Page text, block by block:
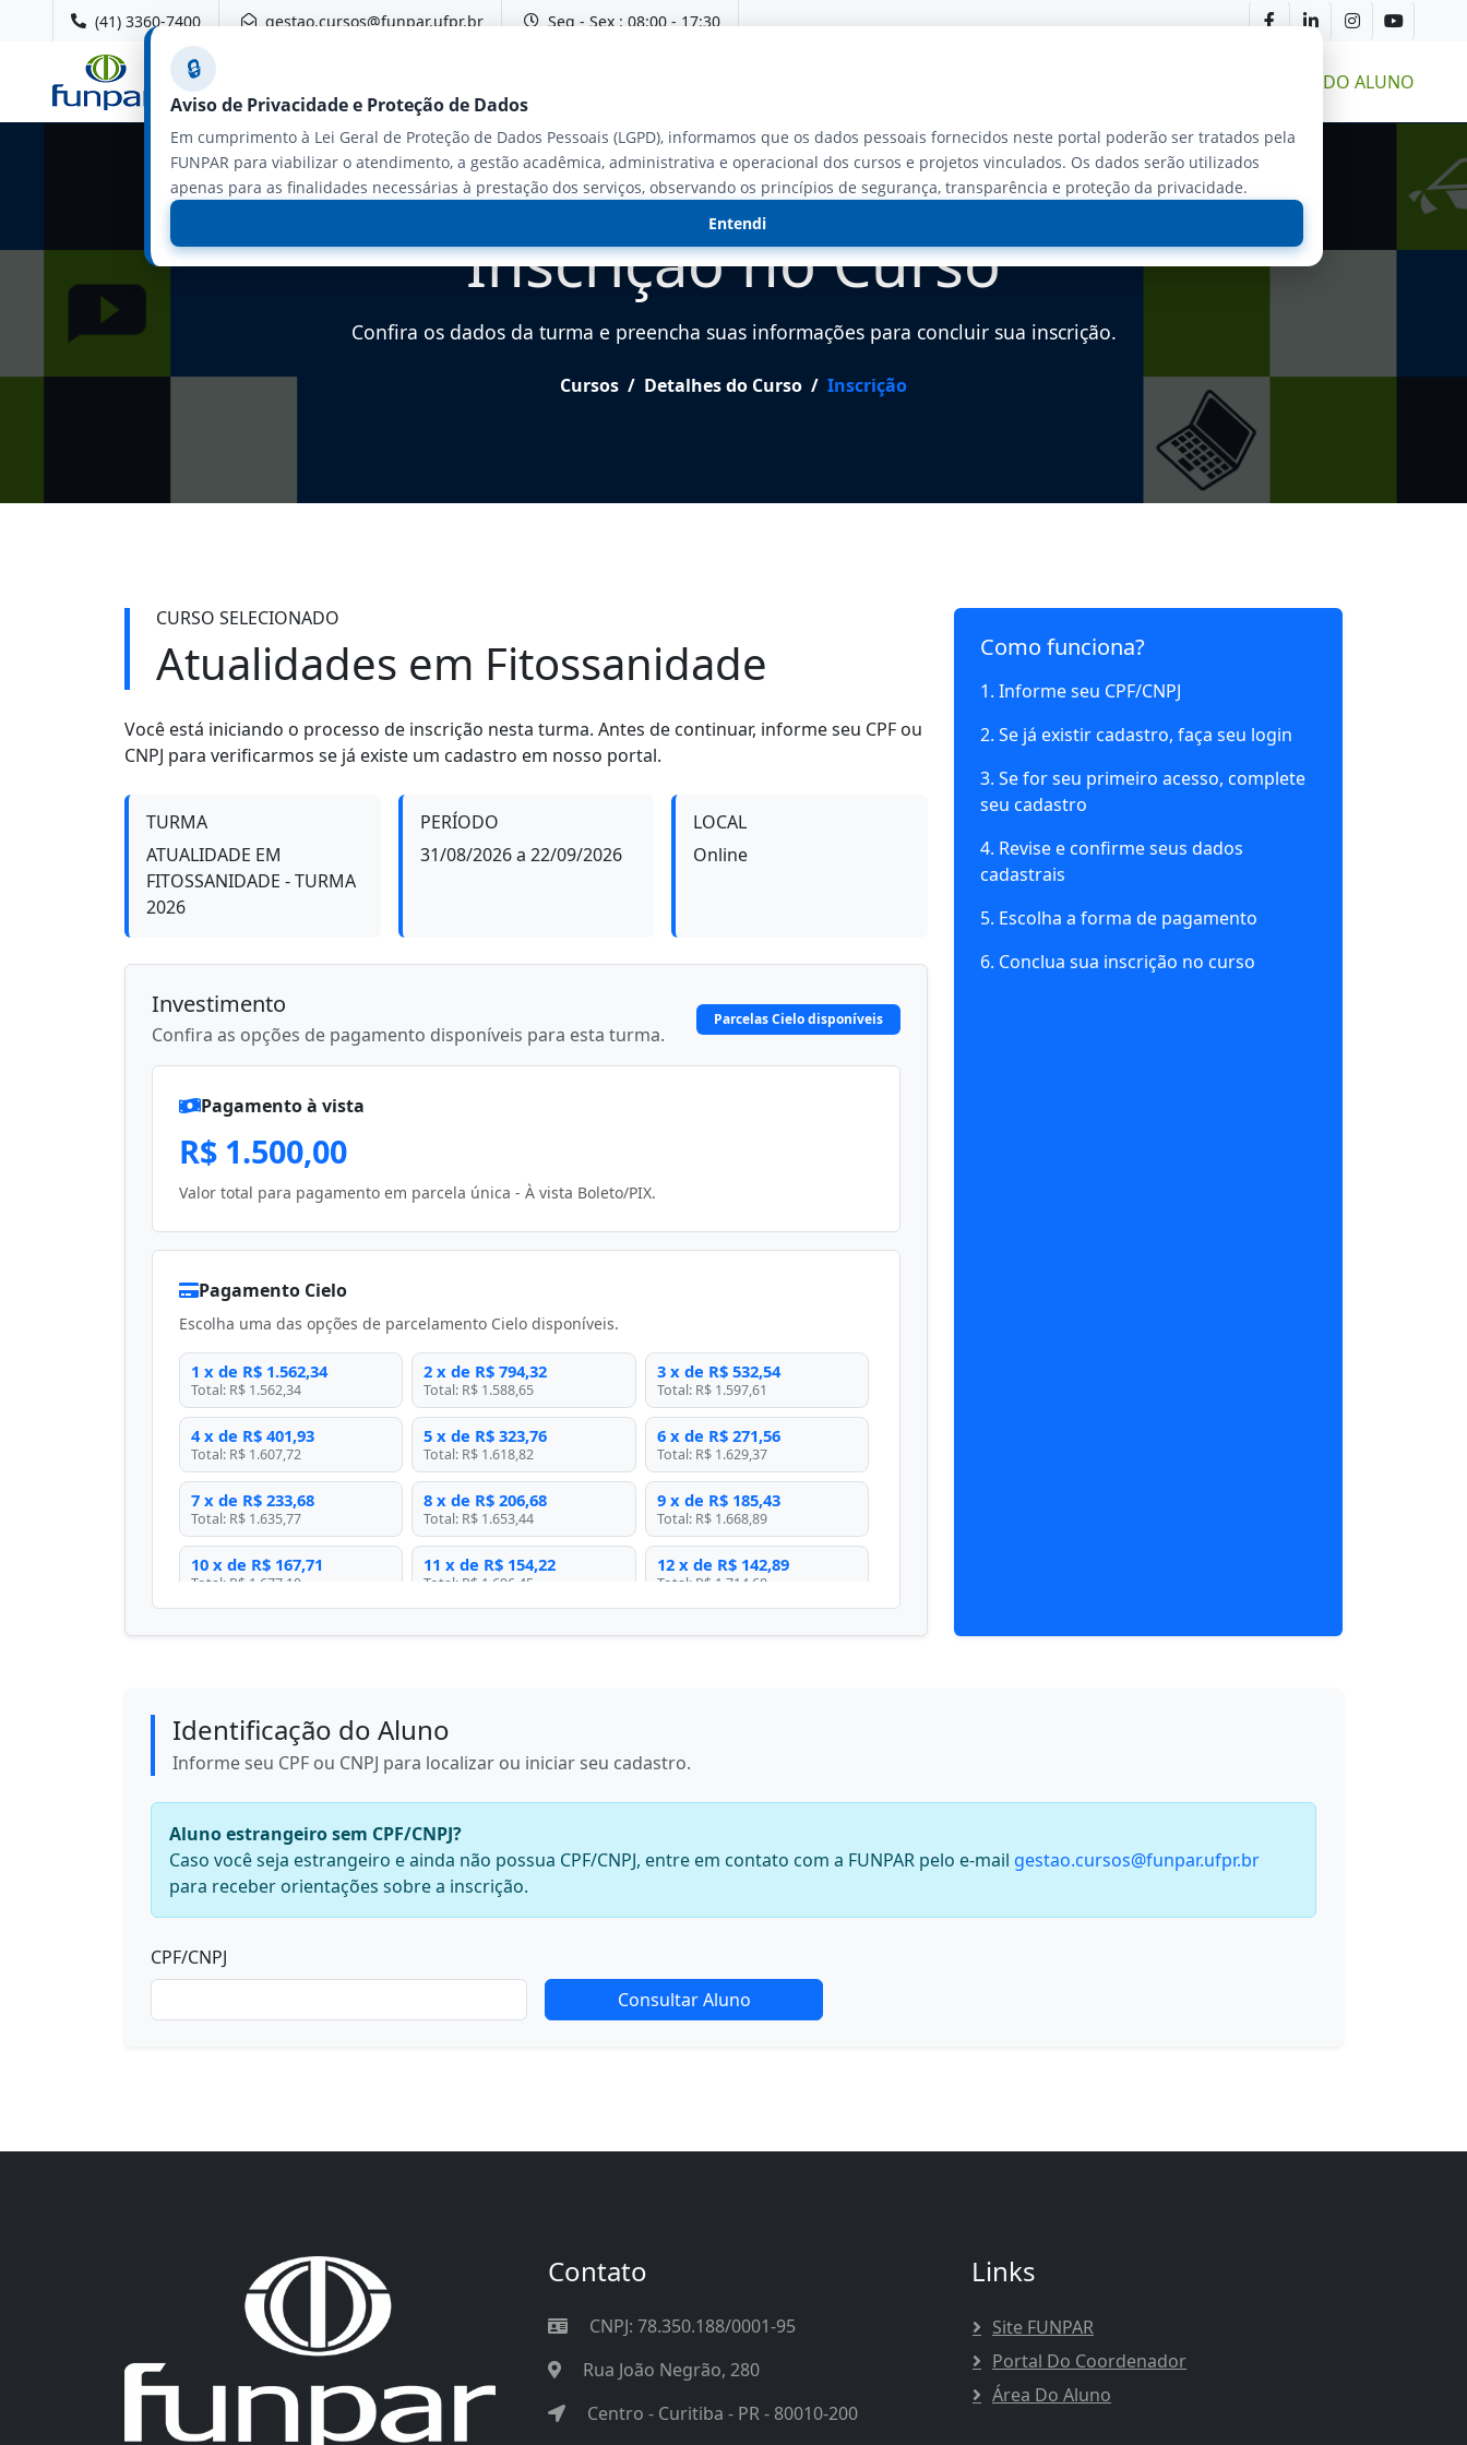
(41) 3360-7400 gestao.cursos@funpar.ufpr.br Seg - Sex : 08:00 - 17:30
ÁREA DO ALUNO
Inscrição no Curso
Confira os dados da turma e preencha suas informações para concluir sua inscrição.
Cursos Detalhes do Curso Inscrição
CURSO SELECIONADO
Atualidades em Fitossanidade
Você está iniciando o processo de inscrição nesta turma. Antes de continuar, informe seu CPF ou
CNPJ para verificarmos se já existe um cadastro em nosso portal.
TURMA
ATUALIDADE EM
FITOSSANIDADE - TURMA
2026
PERÍODO
31/08/2026 a 22/09/2026
LOCAL
Online
Investimento
Confira as opções de pagamento disponíveis para esta turma.
Parcelas Cielo disponíveis
Pagamento à vista
R$ 1.500,00
Valor total para pagamento em parcela única - À vista Boleto/PIX.
Pagamento Cielo
Escolha uma das opções de parcelamento Cielo disponíveis.
1 x de R$ 1.562,34
Total: R$ 1.562,34
2 x de R$ 794,32
Total: R$ 1.588,65
3 x de R$ 532,54
Total: R$ 1.597,61
4 x de R$ 401,93
Total: R$ 1.607,72
5 x de R$ 323,76
Total: R$ 1.618,82
6 x de R$ 271,56
Total: R$ 1.629,37
7 x de R$ 233,68
Total: R$ 1.635,77
8 x de R$ 206,68
Total: R$ 1.653,44
9 x de R$ 185,43
Total: R$ 1.668,89
10 x de R$ 167,71
Total: R$ 1.677,10
11 x de R$ 154,22
Total: R$ 1.696,45
12 x de R$ 142,89
Total: R$ 1.714,68
Como funciona?
1. Informe seu CPF/CNPJ
2. Se já existir cadastro, faça seu login
3. Se for seu primeiro acesso, complete
seu cadastro
4. Revise e confirme seus dados
cadastrais
5. Escolha a forma de pagamento
6. Conclua sua inscrição no curso
Identificação do Aluno
Informe seu CPF ou CNPJ para localizar ou iniciar seu cadastro.
Aluno estrangeiro sem CPF/CNPJ?
Caso você seja estrangeiro e ainda não possua CPF/CNPJ, entre em contato com a FUNPAR pelo e-mail gestao.cursos@funpar.ufpr.br
para receber orientações sobre a inscrição.
CPF/CNPJ
Consultar Aluno
Contato
CNPJ: 78.350.188/0001-95
Rua João Negrão, 280
Centro - Curitiba - PR - 80010-200
Links
Site FUNPAR
Portal Do Coordenador
Área Do Aluno
🔒
Aviso de Privacidade e Proteção de Dados
Em cumprimento à Lei Geral de Proteção de Dados Pessoais (LGPD), informamos que os dados pessoais fornecidos neste portal poderão ser tratados pela
FUNPAR para viabilizar o atendimento, a gestão acadêmica, administrativa e operacional dos cursos e projetos vinculados. Os dados serão utilizados
apenas para as finalidades necessárias à prestação dos serviços, observando os princípios de segurança, transparência e proteção da privacidade.
Entendi